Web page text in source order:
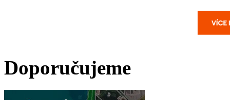
Doporučujeme